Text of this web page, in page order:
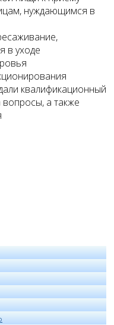
нуждающимся в
в уходе
квалификационный
а также